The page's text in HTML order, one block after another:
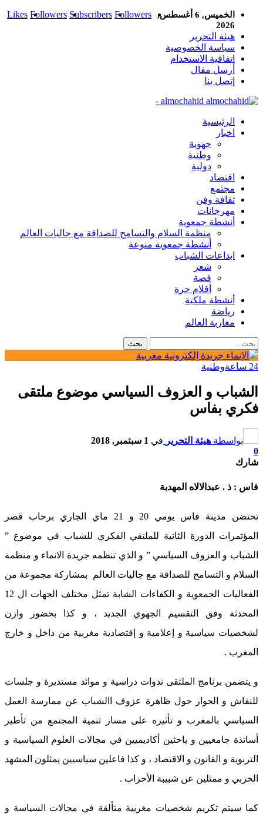
Likes Followers Subscribers Followers
الخميس, 6 أغسطس,
2026
هيئة التحرير
سياسة الخصوصية
اتفاقية الاستخدام
أرسل مقال
إتصل بنا
almochahid -
الرئيسية
اخبار
جهوية
وطنية
دولية
اقتصاد
مجتمع
ثقافة وفن
مهرجانات
أنشطة جمعوية
منظمة السلام والتسامح للصداقة مع جاليات العالم
أنشطة جمعوية منوعة
ابداعات الشباب
شعر
قصة
أقلام حرة
أنشطة ملكية
رياضة
مغاربة العالم
24 ساعة وطنية
الشباب و العزوف السياسي موضوع ملتقى
فكري بفاس
بواسطة هيئة التحرير في 1 سبتمبر, 2018
0
شارك
فاس : ذ . عبدالالاه المهدبة
تحتضن مدينة فاس يومي 20 و 21 ماي الجاري برحاب قصر
المؤتمرات الدورة الثانية للملتقي الفكري للشباب في موضوع ”
الشباب و العزوف السياسي ” و الذي تنظمه جريدة الانماء و منظمة
السلام و التسامح للصداقة مع جاليات العالم بمشاركة مجموعة من
الفعاليات الجمعوية و الكفاءات الشابة تمثل مختلف الجهات ال 12
المحدثة وفق التقسيم الجهوي الجديد ، و كذا بحضور وازن
لشخصيات سياسية و إعلامية و إقتصادية مغربية من داخل و خارج
المغرب .
و يتضمن برنامج الملتقى ندوات دراسية و موائد مستديرة و جلسات
للنقاش و الحوار حول ظاهرة عزوف االشباب عن ممارسة العمل
السياسي بالمغرب و تأثيره على مسار تنمية المجتمع من تأطير
أساتذة جامعيين و باحثين أكاديميين في مجالات العلوم السياسية و
التربوية و القانون و الاقتصاد ، و كذا فاعلين سياسيين يمثلون المشهد
الحزبي و ممثلين عن شبيبة الأحزاب .
كما سيتم تكريم شخصيات مغربية متألقة في مجالات السياسة و